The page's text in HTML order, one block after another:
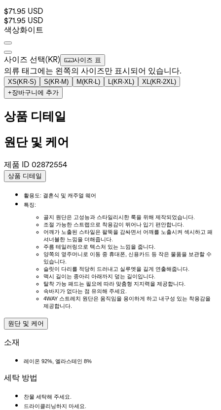
$71.95 USD
$71.95 USD
색상화이트
사이즈 선택(KR) 사이즈 표
의류 태그에는 왼쪽의 사이즈만 표시되어 있습니다.
XS(KR-S) S(KR-M) M(KR-L) L(KR-XL) XL(KR-2XL)
+장바구니에 추가
상품 디테일
원단 및 케어
제품 ID 02872554
상품 디테일
활용도: 결혼식 및 캐주얼 웨어
특징:
골지 원단은 고성능과 스타일리시한 룩을 위해 제작되었습니다.
조절 가능한 스트랩으로 착용감이 뛰어나 입기 편안합니다.
어깨가 노출된 스타일은 팔뚝을 감싸면서 어깨를 노출시켜 섹시하고 패
셔너블한 느낌을 더해줍니다.
주름 테일러링으로 텍스처 있는 느낌을 줍니다.
양쪽의 옆주머니로 이동 중 휴대폰, 신용카드 등 작은 물품을 보관할 수
있습니다.
슬릿이 다리를 적당히 드러내고 실루엣을 길게 연출해줍니다.
맥시 길이는 종아리 아래까지 덮는 길이입니다.
탈착 가능 패드는 필요에 따라 맞춤형 지지력을 제공합니다.
속바지가 없다는 점 유의해 주세요.
4WAY 스트레치 원단은 움직임을 용이하게 하고 내구성 있는 착용감을
제공합니다.
원단 및 케어
소재
레이온 92%, 엘라스테인 8%
세탁 방법
찬물 세탁해 주세요.
드라이클리닝하지 마세요.